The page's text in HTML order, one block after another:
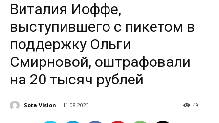
Виталия Иоффе,
выступившего с пикетом в
поддержку Ольги
Смирновой, оштрафовали
на 20 тысяч рублей
Sota Vision 11.08.2023 49